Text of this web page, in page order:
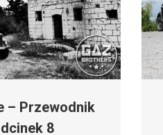
– Przewodnik
8